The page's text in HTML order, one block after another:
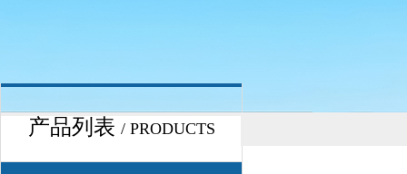
产品列表 / PRODUCTS